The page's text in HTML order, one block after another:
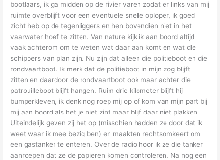
bootlaars, ik ga midden op de rivier varen zodat er links van mij
ruimte overblijft voor een eventuele snelle oploper, ik goed
zicht heb op de tegenliggers en hen bovendien niet in het
vaarwater hoef te zitten. Van nature kijk ik aan boord altijd
vaak achterom om te weten wat daar aan komt en wat die
schippers van plan zijn. Nu zijn dat alleen die politieboot en die
rondvaartboot. Ik merk dat de politieboot in mijn zog blijft
zitten en daardoor de rondvaartboot ook maar achter die
patrouilleboot blijft hangen. Ruim drie kilometer blijft hij
bumperkleven, ik denk nog roep mij op of kom van mijn part bij
mij aan boord als het je niet zint maar blijf daar niet plakken.
Uiteindelijk geven zij het op (misschien hadden ze door dat ik
weet waar ik mee bezig ben) en maakten rechtsomkeert om
een gastanker te enteren. Over de radio hoor ik ze die tanker
aanroepen dat ze de papieren komen controleren. Na nog een